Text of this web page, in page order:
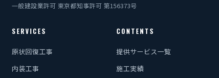
一般建設業許可 東京都知事許可 第156373号
SERVICES
原状回復工事
内装工事
CONTENTS
提供サービス一覧
施工実績